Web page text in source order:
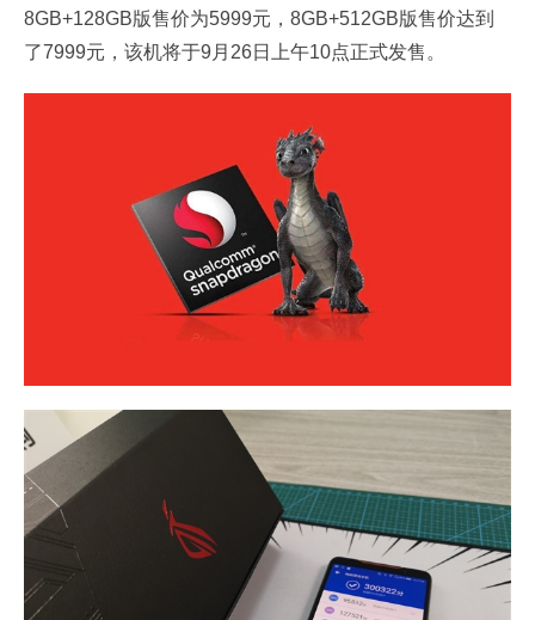
8GB+128GB版售价为5999元，8GB+512GB版售价达到
了7999元，该机将于9月26日上午10点正式发售。